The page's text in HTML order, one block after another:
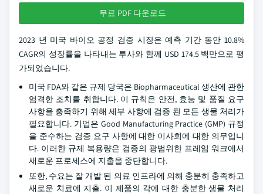
무료 PDF 다운로드
2023 년 미국 바이오 공정 검증 시장은 예측 기간 동안 10.8%
CAGR의 성장률을 나타내는 투사와 함께 USD 174.5 백만으로 평
가되었습니다.
미국 FDA와 같은 규제 당국은 Biopharmaceutical 생산에 관한
엄격한 조치를 취합니다. 이 규칙은 안전, 효능 및 품질 요구
사항을 충족하기 위해 세부 사항에 검증 된 모든 생물 처리가
필요합니다. 기업은 Good Manufacturing Practice (GMP) 규정
을 준수하는 검증 요구 사항에 대한 이사회에 대한 의무입니
다. 이러한 규제 복용량은 검증의 광범위한 프레임 워크에서
새로운 프로세스에 지출을 중단합니다.
또한, 수요는 잘 개발 된 의료 인프라에 의해 충분히 충족하고
새로운 치료에 지출. 이 제품의 각에 대한 충분한 생물 처리